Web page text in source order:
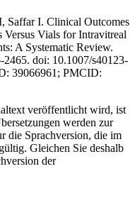
Saffar I. Clinical Outcomes
Versus Vials for Intravitreal
A Systematic Review.
doi: 10.1007/s40123-
39066961; PMCID:
veröffentlicht wird, ist
werden zur
die Sprachversion, die im
Gleichen Sie deshalb
der